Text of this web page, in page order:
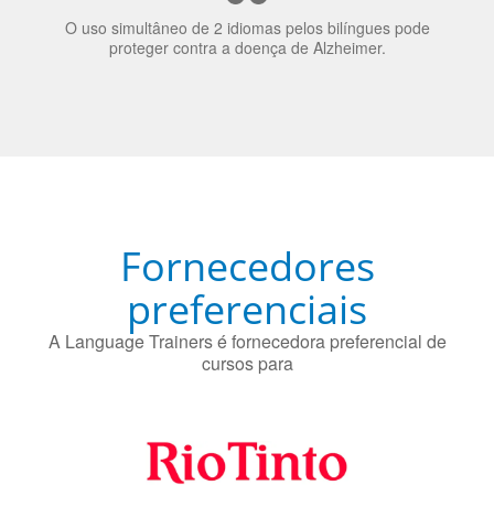
Fornecedores
preferenciais